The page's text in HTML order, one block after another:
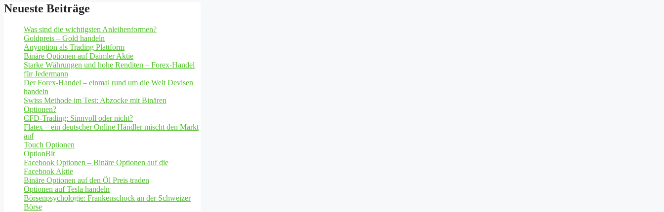
Neueste Beiträge
Was sind die wichtigsten Anleihenformen?
Goldpreis – Gold handeln
Anyoption als Trading Plattform
Binäre Optionen auf Daimler Aktie
Starke Währungen und hohe Renditen – Forex-Handel
für Jedermann
Der Forex-Handel – einmal rund um die Welt Devisen
handeln
Swiss Methode im Test: Abzocke mit Binären
Optionen?
CFD-Trading: Sinnvoll oder nicht?
Flatex – ein deutscher Online Händler mischt den Markt
auf
Touch Optionen
OptionBit
Facebook Optionen – Binäre Optionen auf die
Facebook Aktie
Binäre Optionen auf den Öl Preis traden
Optionen auf Tesla handeln
Börsenpsychologie: Frankenschock an der Schweizer
Börse